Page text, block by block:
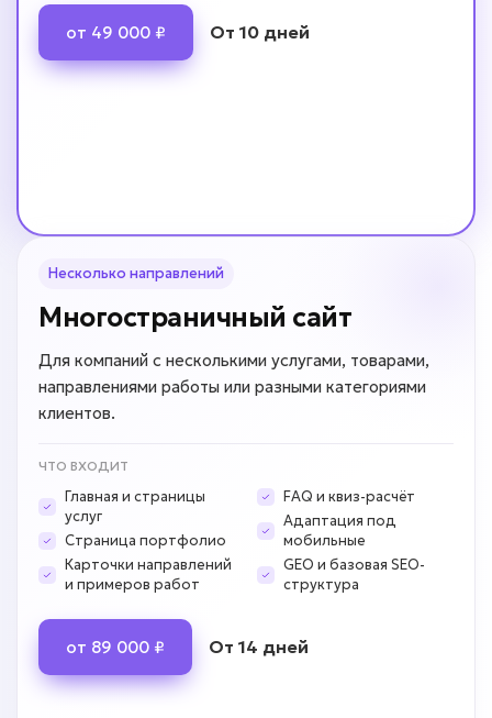
от 49 000 ₽ От 10 дней
Несколько направлений
Многостраничный сайт
Для компаний с несколькими услугами, товарами,
направлениями работы или разными категориями
клиентов.
ЧТО ВХОДИТ
Главная и страницы
услуг
Страница портфолио
Карточки направлений
и примеров работ
FAQ и квиз-расчёт
Адаптация под
мобильные
GEO и базовая SEO-
структура
от 89 000 ₽ От 14 дней